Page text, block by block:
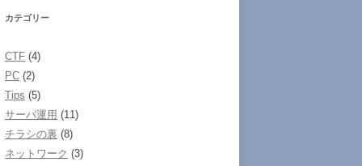
カテゴリー
CTF (4)
PC (2)
Tips (5)
サーバ運用 (11)
チラシの裏 (8)
ネットワーク (3)